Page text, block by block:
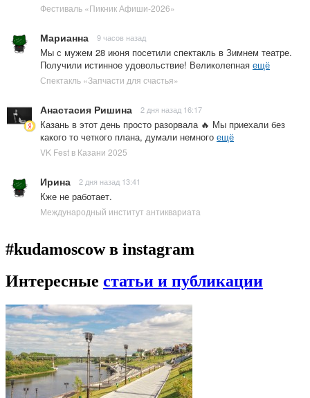
Фестиваль «Пикник Афиши-2026»
Марианна 9 часов назад
Мы с мужем 28 июня посетили спектакль в Зимнем театре.
Получили истинное удовольствие! Великолепная ещё
Спектакль «Запчасти для счастья»
Анастасия Ришина 2 дня назад 16:17
Казань в этот день просто разорвала 🔥 Мы приехали без
какого то четкого плана, думали немного ещё
VK Fest в Казани 2025
Ирина 2 дня назад 13:41
Кже не работает.
Международный институт антиквариата
#kudamoscow в instagram
Интересные статьи и публикации